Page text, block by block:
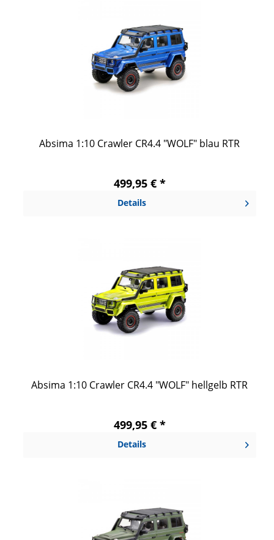
Absima 1:10 Crawler CR4.4 "WOLF" blau RTR
499,95 € *
Details
Absima 1:10 Crawler CR4.4 "WOLF" hellgelb RTR
499,95 € *
Details